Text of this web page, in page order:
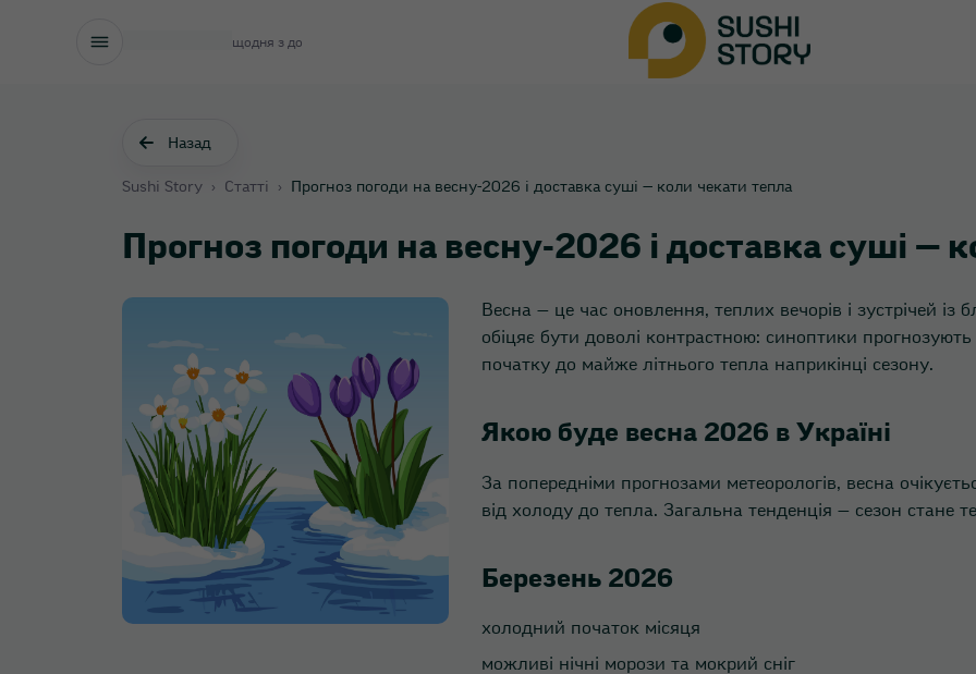
щодня з до
Назад
Sushi Story › Статті › Прогноз погоди на весну‑2026 і доставка суші — коли чекати тепла
Прогноз погоди на весну‑2026 і доставка суші —
Весна — це час оновлення, теплих вечорів і зустрічей
обіцяє бути доволі контрастною: синоптики
початку до майже літнього тепла наприкінці сезону.
Якою буде весна 2026 в Україні
За попередніми прогнозами метеорологів, весна
від холоду до тепла. Загальна тенденція — сезон стане
Березень 2026
холодний початок місяця
можливі нічні морози та мокрий сніг